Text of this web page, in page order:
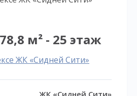
м² - 25 этаж
ЖК «Сидней Сити»
ЖК «Сидней Сити»